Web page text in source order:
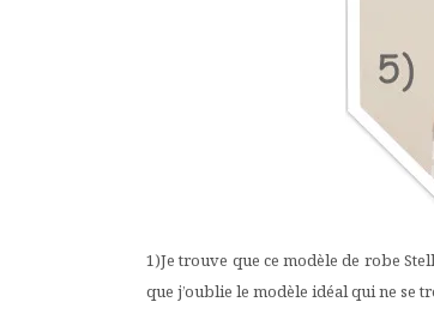
1)Je trouve que ce modèle de robe
que j’oublie le modèle idéal qui ne se